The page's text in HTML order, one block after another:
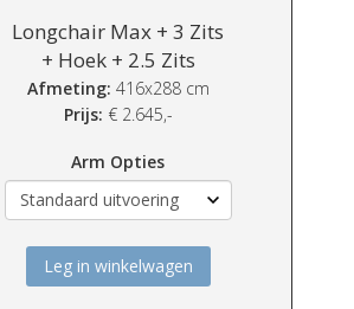
Longchair Max + 3 Zits
+ Hoek + 2.5 Zits
Afmeting: 416x288 cm
Prijs: € 2.645,-
Arm Opties
Leg in winkelwagen